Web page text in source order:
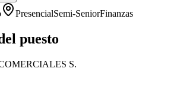
PresencialSemi-SeniorFinanzas
puesto
S.